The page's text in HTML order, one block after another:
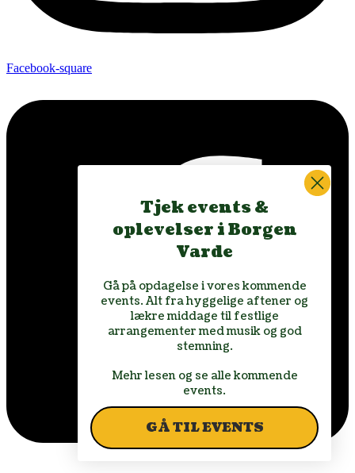
Facebook-square
Tjek events &
oplevelser i Borgen
Varde
Gå på opdagelse i vores kommende
events. Alt fra hyggelige aftener og
lækre middage til festlige
arrangementer med musik og god
stemning.
Mehr lesen og se alle kommende
events.
GÅ TIL EVENTS